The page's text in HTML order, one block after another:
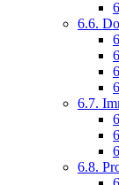
6.6.
6.7.
6.8.